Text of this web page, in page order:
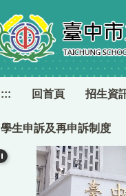
::: 回首頁 招生資
學生申訴及再申訴制度